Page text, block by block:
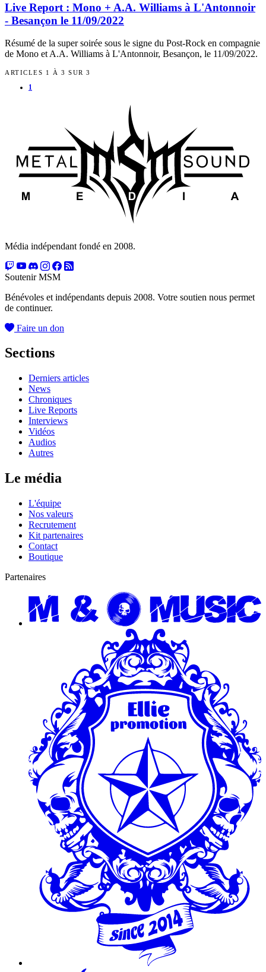
Live Report : Mono + A.A. Williams à L'Antonnoir
- Besançon le 11/09/2022
Résumé de la super soirée sous le signe du Post-Rock en compagnie
de Mono et A.A. Williams à L'Antonnoir, Besançon, le 11/09/2022.
ARTICLES 1 À 3 SUR 3
1
Média indépendant fondé en 2008.
Soutenir MSM
Bénévoles et indépendants depuis 2008. Votre soutien nous permet
de continuer.
Faire un don
Sections
Derniers articles
News
Chroniques
Live Reports
Interviews
Vidéos
Audios
Autres
Le média
L'équipe
Nos valeurs
Recrutement
Kit partenaires
Contact
Boutique
Partenaires